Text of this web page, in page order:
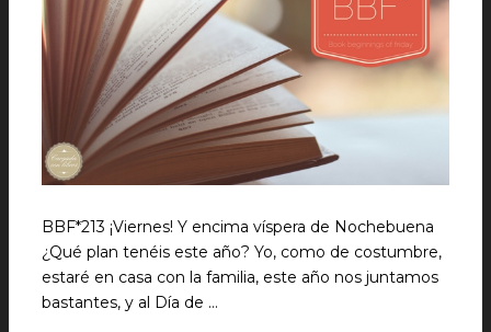
BBF*213 ¡Viernes! Y encima víspera de Nochebuena
¿Qué plan tenéis este año? Yo, como de costumbre,
estaré en casa con la familia, este año nos juntamos
bastantes, y al Día de …